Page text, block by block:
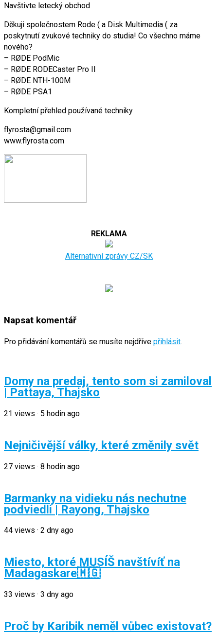
Navštivte letecký obchod
Děkuji společnostem Rode ( a Disk Multimedia ( za
poskytnutí zvukové techniky do studia! Co všechno máme
nového?
– RØDE PodMic
– RØDE RODECaster Pro II
– RØDE NTH-100M
– RØDE PSA1
Kompletní přehled používané techniky
flyrosta@gmail.com
www.flyrosta.com
REKLAMA
Alternativní zprávy CZ/SK
Napsat komentář
Pro přidávání komentářů se musíte nejdříve přihlásit.
Domy na predaj, tento som si zamiloval
| Pattaya, Thajsko
21 views · 5 hodin ago
Nejničivější války, které změnily svět
27 views · 8 hodin ago
Barmanky na vidieku nás nechutne
podviedli | Rayong, Thajsko
44 views · 2 dny ago
Miesto, ktoré MUSÍŠ navštívíť na
Madagaskare🇲🇬
33 views · 3 dny ago
Proč by Karibik neměl vůbec existovat?